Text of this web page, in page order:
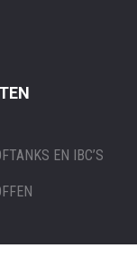
EN IBC’S